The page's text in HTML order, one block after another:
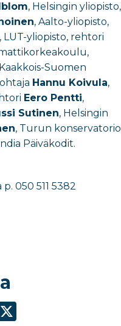
, Helsingin yliopisto,
, Aalto-yliopisto,
, LUT-yliopisto, rehtori
Suomen
Hannu Koivula,
Eero Pentti,
Sutinen, Helsingin
, Turun konservatorio
Päiväkodit.
050 511 5382